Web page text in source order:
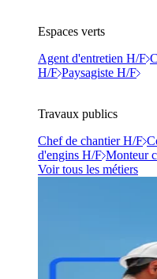
Espaces verts
Agent d'entretien H/F
H/F Paysagiste H/F
Travaux publics
Chef de chantier H/F
d'engins H/F Monteur
Voir tous les métiers